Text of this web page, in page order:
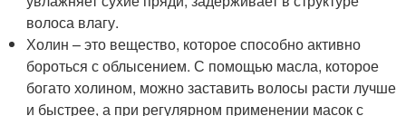
волоса влагу.
Холин – это вещество, которое способно активно
бороться с облысением. С помощью масла, которое
богато холином, можно заставить волосы расти лучше
и быстрее, а при регулярном применении масок с